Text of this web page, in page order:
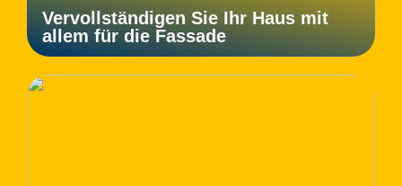
Vervollständigen Sie Ihr Haus mit
allem für die Fassade